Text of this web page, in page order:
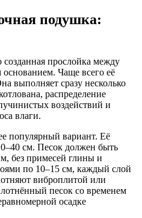
подушка:
прослойка между
Чаще всего её
выполняет сразу несколько
распределение
воздействий и
влаги.
популярный вариант. Её
см. Песок должен быть
без примесей глины и
по 10–15 см, каждый слой
виброплитой или
песок со временем
осадке